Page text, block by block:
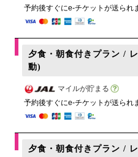
予約後すぐにe-チケットが送られ
夕食・朝食付きプラン /
動)
マイルが貯まる
予約後すぐにe-チケットが送られ
夕食・朝食付きプラン /